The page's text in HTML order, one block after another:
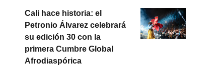
Cali hace historia: el
Petronio Álvarez celebrará
su edición 30 con la
primera Cumbre Global
Afrodiaspórica